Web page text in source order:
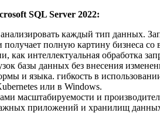
SQL Server 2022:
каждый тип данных.
получает полную картину бизнеса со
как интеллектуальная обработка
базы данных без внесения
и языка. гибкость в
или в Windows.
масштабируемости и
приложений и хранилищ